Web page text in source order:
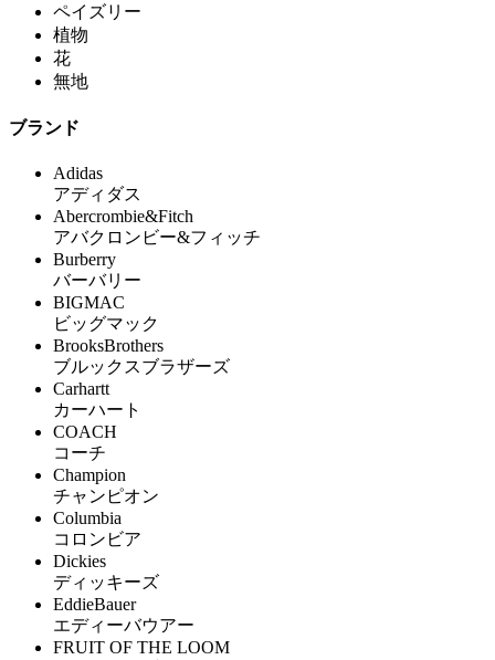
ペイズリー
植物
花
無地
ブランド
Adidas
アディダス
Abercrombie&Fitch
アバクロンビー&フィッチ
Burberry
バーバリー
BIGMAC
ビッグマック
BrooksBrothers
ブルックスブラザーズ
Carhartt
カーハート
COACH
コーチ
Champion
チャンピオン
Columbia
コロンビア
Dickies
ディッキーズ
EddieBauer
エディーバウアー
FRUIT OF THE LOOM